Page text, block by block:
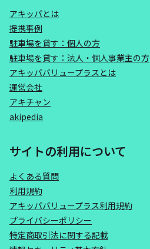
アキッパとは
提携事例
駐車場を貸す：個人の方
駐車場を貸す：法人・個人事業主の方
アキッパバリュープラスとは
運営会社
アキチャン
akipedia
サイトの利用について
よくある質問
利用規約
アキッパバリュープラス利用規約
プライバシーポリシー
特定商取引法に関する記載